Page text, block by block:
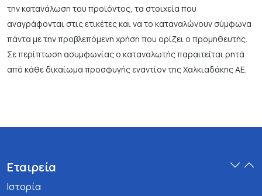
την κατανάλωση του προϊόντος, τα στοιχεία που
αναγράφονται στις ετικέτες και να το καταναλώνουν σύμφωνα
πάντα με την προβλεπόμενη χρήση που ορίζει ο προμηθευτής.
Σε περίπτωση ασυμφωνίας ο καταναλωτής παραιτείται ρητά
από κάθε δικαίωμα προσφυγής εναντίον της Χαλκιαδάκης ΑΕ.
Εταιρεία
Ιστορία